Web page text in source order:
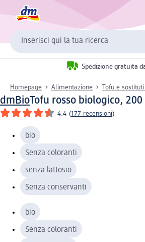
Inserisci qui la tua ricerca
Spedizione gratuita
Homepage Alimentazione Tofu e
dmBioTofu rosso biologico, 200
4.4 (177 recensioni)
bio
Senza coloranti
senza lattosio
Senza conservanti
bio
Senza coloranti